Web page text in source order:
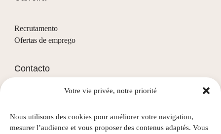
Votre vie privée, notre priorité
Nous utilisons des cookies pour améliorer votre navigation,
mesurer l’audience et vous proposer des contenus adaptés. Vous
Recrutamento
Ofertas de emprego
Contacto